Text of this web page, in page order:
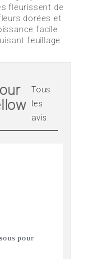
fleurissent de
dorées et
facile
feuillage
Tous
les
avis
pour